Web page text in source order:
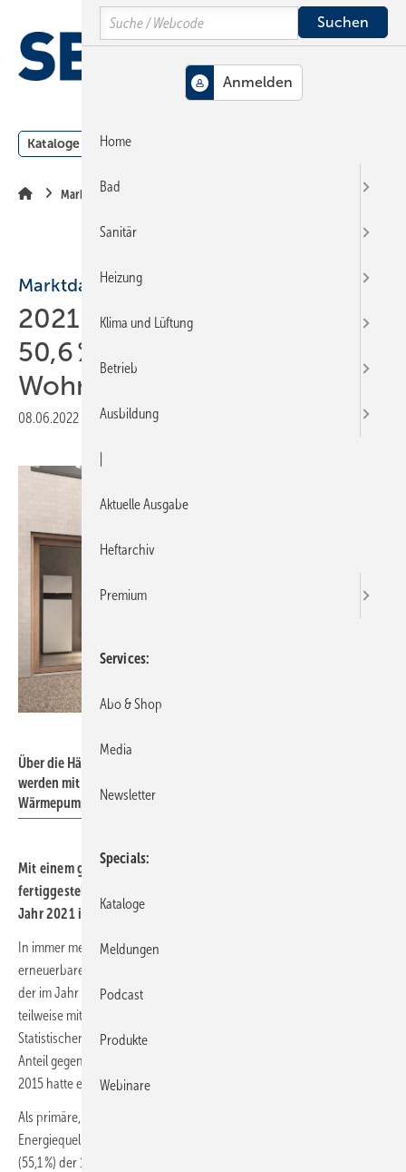
Hauptinhalt
Hauptmenü
SiteSearch
Kataloge Meldungen
Markt + Trends
Marktdaten
2021: Wärmepumpen heizen
50,6 % der neuen
Wohngebäude
08.06.2022 Druckvorschau
Über die Hälfte der 2021 fertiggestellten neuen Wohngebäuden
werden mit Wärmepumpen beheizt. Im Bild: Split-Luft/Wasser-
Wärmepumpe Vitocal 222-S von Viessmann.
Mit einem großen Schritt hat die Wärmepumpe bei den
fertiggestellten Wohngebäuden mit einem Anteil von 50,6 % im
Jahr 2021 ihre Führungsrolle stark ausgebaut.
In immer mehr neuen Wohngebäuden in Deutschland werden
erneuerbare Energien zum Heizen genutzt: Über zwei Drittel (70,7 %)
der im Jahr 2021 fertiggestellten Wohngebäude werden ganz oder
teilweise mit erneuerbaren Energien beheizt. Nach Angaben des
Statistischen Bundesamts (
Anteil gegenüber dem Jahr 2020 (68,8 %) um knapp 2 Prozentpunkte.
2015 hatte er noch bei 61,5 % gelegen.
Als primäre, also überwiegend für das Heizen eingesetzte
Energiequelle werden erneuerbare Energien in mehr als der Hälfte
(55,1 %) der 102 955 im Jahr 2021 fertiggestellten Wohngebäude
Search
Home
Bad
Sanitär
Heizung
Klima und Lüftung
Betrieb
Ausbildung
Aktuelle Ausgabe
Heftarchiv
Premium
Services
Abo & Shop
Media
Newsletter
Specials
Kataloge
Meldungen
Podcast
Produkte
Webinare